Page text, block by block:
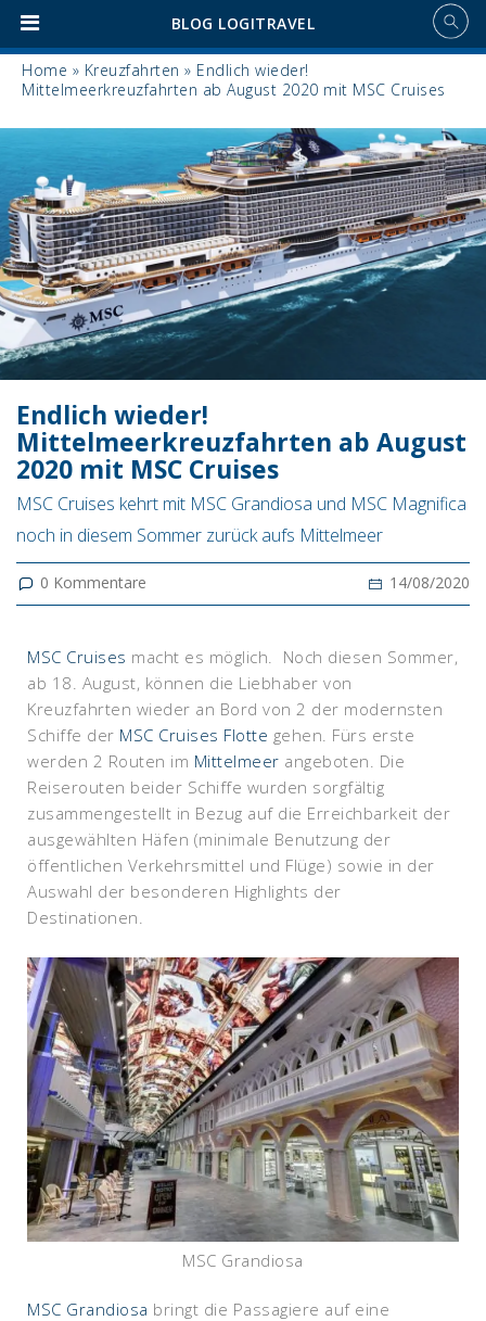
BLOG LOGITRAVEL
Home » Kreuzfahrten » Endlich wieder!
Mittelmeerkreuzfahrten ab August 2020 mit MSC Cruises
Endlich wieder!
Mittelmeerkreuzfahrten ab August
2020 mit MSC Cruises
MSC Cruises kehrt mit MSC Grandiosa und MSC Magnifica
noch in diesem Sommer zurück aufs Mittelmeer
0 Kommentare 14/08/2020
MSC Cruises macht es möglich. Noch diesen Sommer,
ab 18. August, können die Liebhaber von
Kreuzfahrten wieder an Bord von 2 der modernsten
Schiffe der MSC Cruises Flotte gehen. Fürs erste
werden 2 Routen im Mittelmeer angeboten. Die
Reiserouten beider Schiffe wurden sorgfältig
zusammengestellt in Bezug auf die Erreichbarkeit der
ausgewählten Häfen (minimale Benutzung der
öffentlichen Verkehrsmittel und Flüge) sowie in der
Auswahl der besonderen Highlights der
Destinationen.
MSC Grandiosa
MSC Grandiosa bringt die Passagiere auf eine